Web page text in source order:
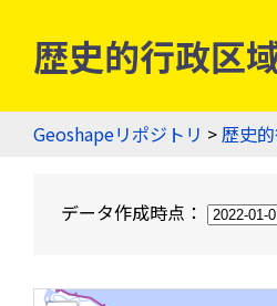
歴史的行政区
Geoshapeリポジトリ >歴史
データ作成時点：